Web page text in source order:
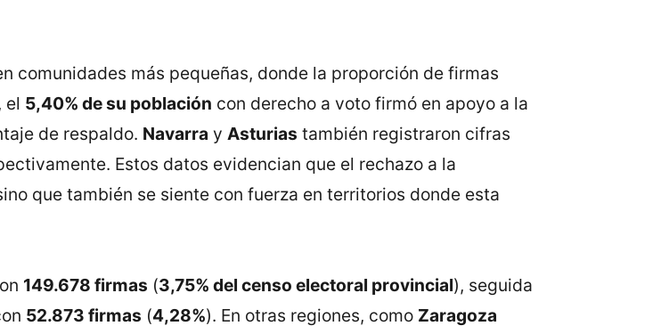
comunidades más pequeñas, donde la proporción de firmas
, el 5,40% de su población con derecho a voto firmó en apoyo a la
de respaldo. Navarra y Asturias también registraron cifras
Estos datos evidencian que el rechazo a la
que también se siente con fuerza en territorios donde esta
149.678 firmas (3,75% del censo electoral provincial), seguida
52.873 firmas (4,28%). En otras regiones, como Zaragoza